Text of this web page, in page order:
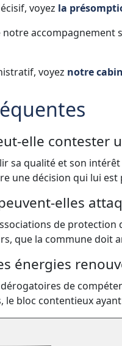
voyez la
notre accompagnement
voyez notre
elle contester
sa qualité et son
une décision qui lui est
elles
de
que la commune doit
énergies
de
bloc contentieux